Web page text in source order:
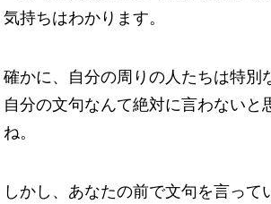
気持ちはわかります。
確かに、自分の周りの人たちは特別
自分の文句なんて絶対に言わないと
ね。
しかし、あなたの前で文句を言って